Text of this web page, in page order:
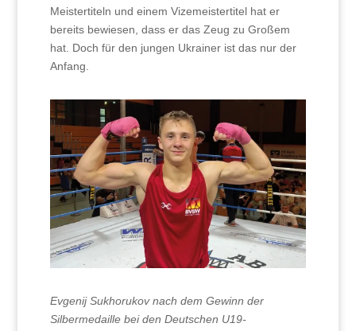
Meistertiteln und einem Vizemeistertitel hat er
bereits bewiesen, dass er das Zeug zu Großem
hat. Doch für den jungen Ukrainer ist das nur der
Anfang.
Evgenij Sukhorukov nach dem Gewinn der
Silbermedaille bei den Deutschen U19-